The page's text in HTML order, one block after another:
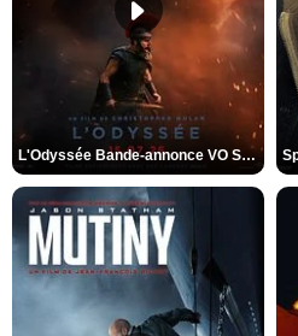
L'Odyssée Bande-annonce VO STFR